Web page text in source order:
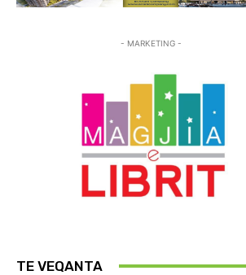
- MARKETING -
TE VEQANTA